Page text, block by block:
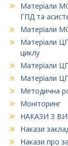
Матеріали
ГПД та
Матеріали
Матеріали
циклу
Матеріали
Матеріали
Методична
Моніторинг
НАКАЗИ З
Накази
Накази про